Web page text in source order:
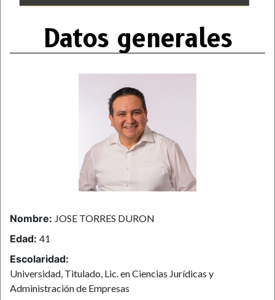
Datos generales
Nombre: JOSE TORRES DURON
Edad: 41
Escolaridad:
Universidad, Titulado, Lic. en Ciencias Jurídicas y
Administración de Empresas